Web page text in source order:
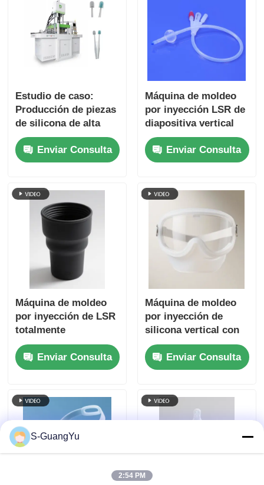
Estudio de caso:
Producción de piezas
de silicona de alta
precisión con
tecnología LSR
Enviar Consulta
Máquina de moldeo
por inyección LSR de
diapositiva vertical
Conector de catéter
de tres cavidades
Enviar Consulta
Máquina de moldeo
por inyección de LSR
totalmente
automática
Enviar Consulta
Máquina de moldeo
por inyección de
silicona vertical con
doble corredera para
protector facial de
silicona
Enviar Consulta
S-GuangYu
2:54 PM